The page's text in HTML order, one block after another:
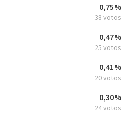
0,75%
38 votos
0,47%
25 votos
0,41%
20 votos
0,30%
24 votos